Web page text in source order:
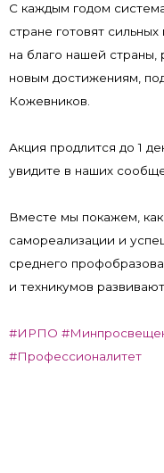
С каждым годом
стране готовят
на благо нашей страны,
новым достижениям,
Кожевников.
Акция продлится до 1
увидите в наших
Вместе мы покажем,
самореализации и
среднего
и техникумов
#ИРПО
#Профессионалитет